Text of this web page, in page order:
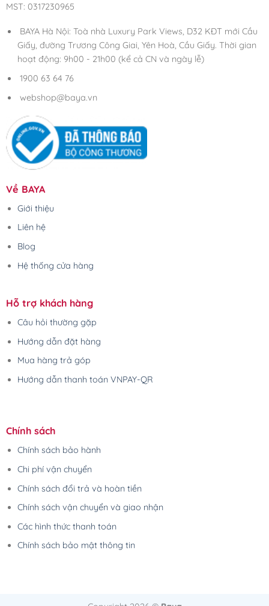
MST: 0317230965
BAYA Hà Nội: Toà nhà Luxury Park Views, D32 KĐT mới Cầu
Giấy, đường Trương Công Giai, Yên Hoà, Cầu Giấy. Thời gian
hoạt động: 9h00 - 21h00 (kể cả CN và ngày lễ)
1900 63 64 76
webshop@baya.vn
Về BAYA
Giới thiệu
Liên hệ
Blog
Hệ thống cửa hàng
Hỗ trợ khách hàng
Câu hỏi thường gặp
Hướng dẫn đặt hàng
Mua hàng trả góp
Hướng dẫn thanh toán VNPAY-QR
Chính sách
Chính sách bảo hành
Chi phí vận chuyển
Chính sách đổi trả và hoàn tiền
Chính sách vận chuyển và giao nhận
Các hình thức thanh toán
Chính sách bảo mật thông tin